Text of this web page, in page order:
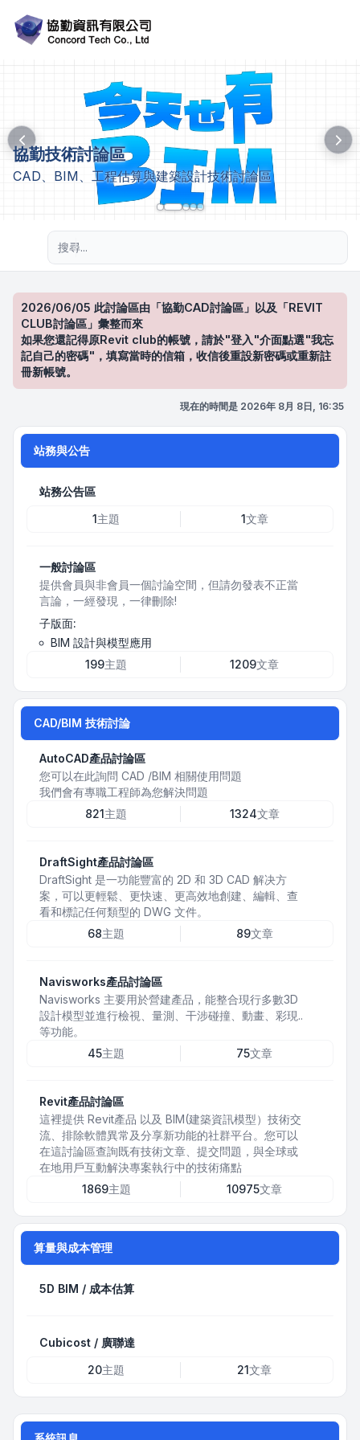
協勤技術討論區
CAD、BIM、工程估算與建築設計技術討論區
2026/06/05 此討論區由「協勤CAD討論區」以及「REVIT
CLUB討論區」彙整而來
如果您還記得原Revit club的帳號，請於"登入"介面點選"我忘
記自己的密碼"，填寫當時的信箱，收信後重設新密碼或重新註
冊新帳號。
現在的時間是 2026年 8月 8日, 16:35
站務與公告
站務公告區
1主題 1文章
一般討論區
提供會員與非會員一個討論空間，但請勿發表不正當
言論，一經發現，一律刪除!
子版面:
BIM 設計與模型應用
199主題 1209文章
CAD/BIM 技術討論
AutoCAD產品討論區
您可以在此詢問 CAD /BIM 相關使用問題
我們會有專職工程師為您解決問題
821主題 1324文章
DraftSight產品討論區
DraftSight 是一功能豐富的 2D 和 3D CAD 解决方
案，可以更輕鬆、更快速、更高效地創建、編輯、查
看和標記任何類型的 DWG 文件。
68主題 89文章
Navisworks產品討論區
Navisworks 主要用於營建產品，能整合現行多數3D
設計模型並進行檢視、量測、干涉碰撞、動畫、彩現..
等功能。
45主題 75文章
Revit產品討論區
這裡提供 Revit產品 以及 BIM(建築資訊模型）技術交
流、排除軟體異常及分享新功能的社群平台。您可以
在這討論區查詢既有技術文章、提交問題，與全球或
在地用戶互動解決專案執行中的技術痛點
1869主題 10975文章
算量與成本管理
5D BIM / 成本估算
Cubicost / 廣聯達
20主題 21文章